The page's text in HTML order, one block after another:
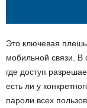
Это ключевая
мобильной связи. В
где доступ
есть ли у
пароли всех